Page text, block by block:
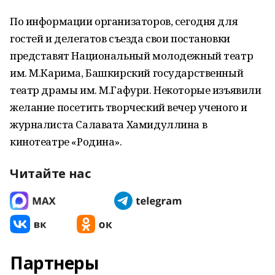
По информации организаторов, сегодня для
гостей и делегатов съезда свои постановки
представят Национальный молодежный театр
им. М.Карима, Башкирский государственный
театр драмы им. М.Гафури. Некоторые изъявили
желание посетить творческий вечер ученого и
журналиста Салавата Хамидуллина в
кинотеатре «Родина».
Читайте нас
Партнеры